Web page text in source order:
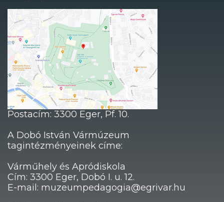
Postacím: 3300 Eger, Pf. 10.
A Dobó István Vármúzeum
tagintézményeinek címe:
Várműhely és Apródiskola
Cím: 3300 Eger, Dobó I. u. 12.
E-mail: muzeumpedagogia@egrivar.hu